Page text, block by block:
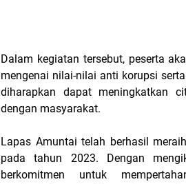
Dalam kegiatan tersebut, peserta
mengenai nilai-nilai anti korupsi
diharapkan dapat meningkatkan
dengan masyarakat.
Lapas Amuntai telah berhasil
pada tahun 2023. Dengan
berkomitmen untuk